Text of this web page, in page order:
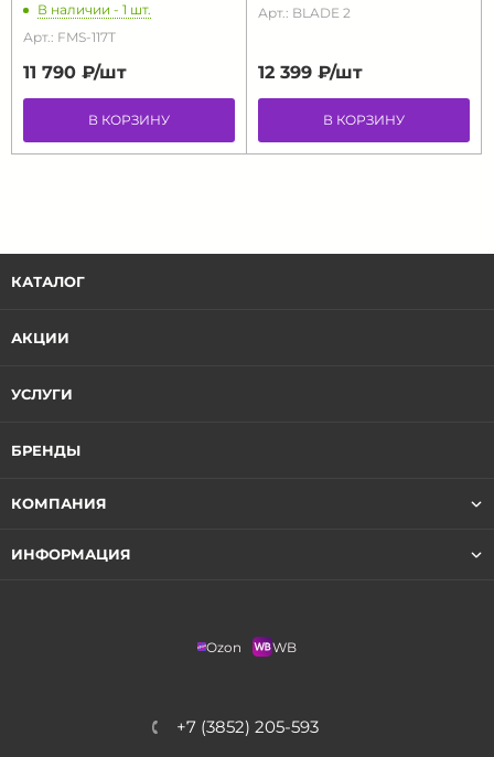
В наличии - 1 шт.
Арт.: FMS-117T
11 790 ₽/шт
В КОРЗИНУ
Арт.: BLADE 2
12 399 ₽/шт
В КОРЗИНУ
КАТАЛОГ
АКЦИИ
УСЛУГИ
БРЕНДЫ
КОМПАНИЯ
ИНФОРМАЦИЯ
Ozon WB
+7 (3852) 205-593